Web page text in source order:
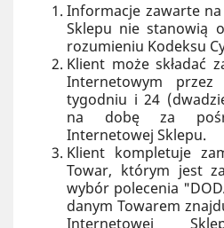
Informacje zawarte
Sklepu nie stanowią
rozumieniu Kodeksu
Klient może składać
Internetowym
tygodniu i 24
na dobę za
Internetowej Sklepu.
Klient kompletuje
Towar, którym jest
wybór polecenia
danym Towarem
Internetowej